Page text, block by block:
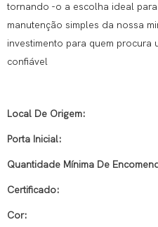
tornando -o a escolha ideal
manutenção simples da nossa
investimento para quem procura
confiável
Local De Origem:
Porta Inicial:
Quantidade Mínima De
Certificado:
Cor: